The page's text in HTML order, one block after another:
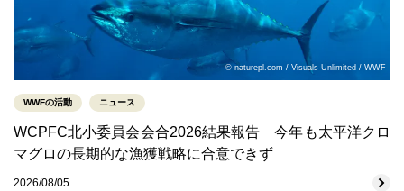
© naturepl.com / Visuals Unlimited / WWF
WWFの活動 ニュース
WCPFC北小委員会会合2026結果報告 今年も太平洋クロ
マグロの長期的な漁獲戦略に合意できず
2026/08/05